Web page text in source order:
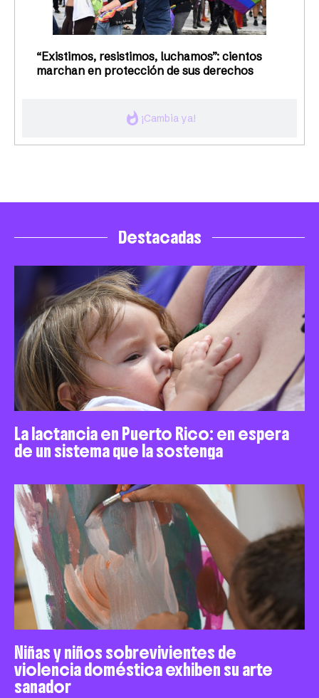
whatshot ¡Cambia ya!
“Existimos, resistimos, luchamos”: cientos
marchan en protección de sus derechos
Destacadas
La lactancia en Puerto Rico: en espera
de un sistema que la sostenga
Niñas y niños sobrevivientes de
violencia doméstica exhiben su arte
sanador